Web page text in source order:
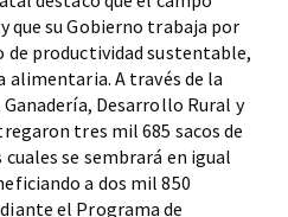
que su Gobierno trabaja por
productividad sustentable,
A través de la
Desarrollo Rural y
tres mil 685 sacos de
se sembrará en igual
a dos mil 850
el Programa de